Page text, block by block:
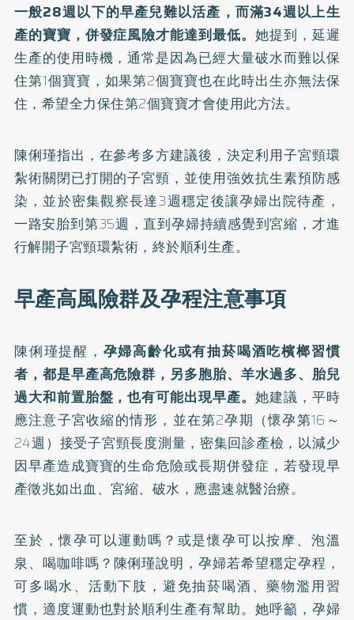
一般28週以下的早產兒難以活產，而滿34週以上生
產的寶寶，併發症風險才能達到最低。 她提到，延遲
生產的使用時機，通常是因為已經大量破水而難以保
住第1個寶寶，如果第2個寶寶也在此時出生亦無法保
住，希望全力保住第2個寶寶才會使用此方法。
陳俐瑾指出，在參考多方建議後，決定利用子宮頸環
紮術關閉已打開的子宮頸，並使用強效抗生素預防感
染，並於密集觀察長達3週穩定後讓孕婦出院待產，
一路安胎到第35週，直到孕婦持續感覺到宮縮，才進
行解開子宮頸環紮術，終於順利生產。
早產高風險群及孕程注意事項
陳俐瑾提醒， 孕婦高齡化或有抽菸喝酒吃檳榔習慣
者，都是早產高危險群，另多胞胎、羊水過多、胎兒
過大和前置胎盤，也有可能出現早產。 她建議，平時
應注意子宮收縮的情形，並在第2孕期（懷孕第16～
24週）接受子宮頸長度測量，密集回診產檢，以減少
因早產造成寶寶的生命危險或長期併發症，若發現早
產徵兆如出血、宮縮、破水，應盡速就醫治療。
至於，懷孕可以運動嗎？ 或是懷孕可以按摩、泡溫
泉、喝咖啡嗎？ 陳俐瑾說明，孕婦若希望穩定孕程，
可多喝水、活動下肢，避免抽菸喝酒、藥物濫用習
慣，適度運動也對於順利生產有幫助。她呼籲，孕婦